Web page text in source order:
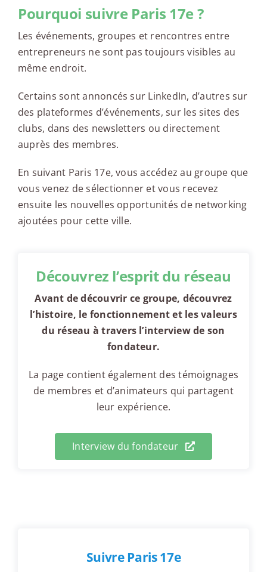
Pourquoi suivre Paris 17e ?
Les événements, groupes et rencontres entre
entrepreneurs ne sont pas toujours visibles au
même endroit.
Certains sont annoncés sur LinkedIn, d’autres sur
des plateformes d’événements, sur les sites des
clubs, dans des newsletters ou directement
auprès des membres.
En suivant Paris 17e, vous accédez au groupe que
vous venez de sélectionner et vous recevez
ensuite les nouvelles opportunités de networking
ajoutées pour cette ville.
Découvrez l’esprit du réseau
Avant de découvrir ce groupe, découvrez
l’histoire, le fonctionnement et les valeurs
du réseau à travers l’interview de son
fondateur.
La page contient également des témoignages
de membres et d’animateurs qui partagent
leur expérience.
Interview du fondateur
Suivre Paris 17e